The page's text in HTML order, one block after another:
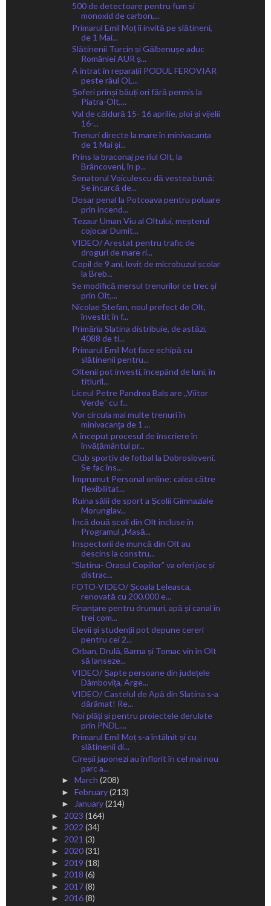
500 de detectoare pentru fum și
monoxid de carbon,...
Primarul Emil Moț îi invită pe slătineni,
de 1 Mai...
Slătinenii Turcin și Gălbenușe aduc
României AUR ș...
A intrat în reparații PODUL FEROVIAR
peste râul OL...
Șoferi prinși băuți ori fără permis la
Piatra-Olt,...
Val de căldură 15- 16 aprilie, ploi și vijelii
16-...
Trenuri directe la mare în minivacanța
de 1 Mai și...
Prins la braconaj pe rîul Olt, la
Brâncoveni, în p...
Senatorul Voiculescu dă vestea bună:
Se încarcă de...
Dosar penal la Potcoava pentru poluare
prin incend...
Tezaur Uman Viu al Oltului, meșterul
cojocar Dumit...
VIDEO/ Arestat pentru trafic de
droguri de mare ri...
Copil de 9 ani, lovit de microbuzul școlar
la Breb...
Se modifică mersul trenurilor ce trec și
prin Olt,...
Nicolae Ștefan, noul prefect de Olt,
învestit în f...
Primăria Slatina distribuie, de astăzi,
4088 de ti...
Primarul Emil Moț face echipă cu
slătinenii pentru...
Oltenii pot investi, începând de luni, în
titluril...
Liceul Petre Pandrea Balș are ,,Viitor
Verdeˮ cu f...
Vor circula mai multe trenuri în
minivacanţa de 1 ...
A început procesul de înscriere în
învățământul pr...
Club sportiv de fotbal la Dobrosloveni.
Se fac îns...
Împrumut Personal online: calea către
flexibilitat...
Ruina sălii de sport a Școlii Gimnaziale
Morunglav...
Încă două școli din Olt incluse în
Programul „Masă...
Inspectorii de muncă din Olt au
descins la constru...
”Slatina- Orașul Copiilor” va oferi joc și
distrac...
FOTO-VIDEO/ Școala Leleasca,
renovată cu 200.000 e...
Finanțare pentru drumuri, apă și canal în
trei com...
Elevii și studenții pot depune cereri
pentru cei 2...
Orban, Drulă, Barna și Tomac vin în Olt
să lanseze...
VIDEO/ Șapte persoane din județele
Dâmbovița, Arge...
VIDEO/ Castelul de Apă din Slatina s-a
dărâmat! Re...
Noi plăți și pentru proiectele derulate
prin PNDL....
Primarul Emil Moț s-a întâlnit și cu
slătinenii di...
Cireșii japonezi au înflorit în cel mai nou
parc a...
► March (208)
► February(213)
► January(214)
► 2023 (164)
► 2022 (34)
► 2021 (3)
► 2020(31)
► 2019 (18)
► 2018 (6)
► 2017(8)
► 2016(8)